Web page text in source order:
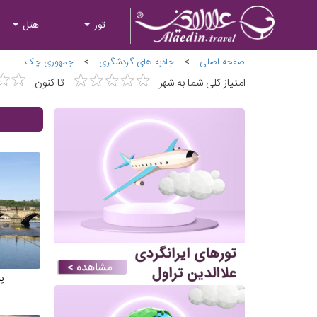
تور هتل
صفحه اصلی > جاذبه های گردشگری > جمهوری چک
امتیاز کلی شما به شهر ★★★★★
★★★★★ تا کنون ★
★